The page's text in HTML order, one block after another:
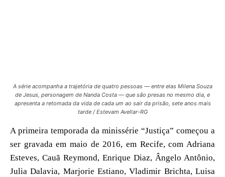
A série acompanha a trajetória de quatro pessoas — entre elas Milena Souza
de Jesus, personagem de Nanda Costa — que são presas no mesmo dia, e
apresenta a retomada da vida de cada um ao sair da prisão, sete anos mais
tarde / Estevam Avellar-RG
A primeira temporada da minissérie “Justiça” começou a
ser gravada em maio de 2016, em Recife, com Adriana
Esteves, Cauã Reymond, Enrique Diaz, Ângelo Antônio,
Julia Dalavia, Marjorie Estiano, Vladimir Brichta, Luisa